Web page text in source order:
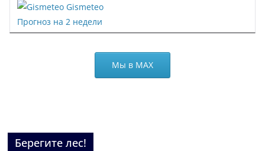
Gismeteo
Прогноз на 2 недели
Мы в МАХ
Берегите лес!